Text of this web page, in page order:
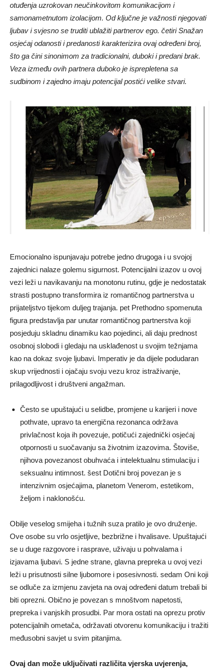
otuđenja uzrokovan neučinkovitom komunikacijom i
samonametnutom izolacijom. Od ključne je važnosti njegovati
ljubav i svjesno se truditi ublažiti partnerov ego. četiri Snažan
osjećaj odanosti i predanosti karakterizira ovaj određeni broj,
što ga čini sinonimom za tradicionalni, duboki i predani brak.
Veza između ovih partnera duboko je isprepletena sa
sudbinom i zajedno imaju potencijal postići velike stvari.
Emocionalno ispunjavaju potrebe jedno drugoga i u svojoj
zajednici nalaze golemu sigurnost. Potencijalni izazov u ovoj
vezi leži u navikavanju na monotonu rutinu, gdje je nedostatak
strasti postupno transformira iz romantičnog partnerstva u
prijateljstvo tijekom duljeg trajanja. pet Prethodno spomenuta
figura predstavlja par unutar romantičnog partnerstva koji
posjeduju skladnu dinamiku kao pojedinci, ali daju prednost
osobnoj slobodi i gledaju na usklađenost u svojim težnjama
kao na dokaz svoje ljubavi. Imperativ je da dijele podudaran
skup vrijednosti i ojačaju svoju vezu kroz istraživanje,
prilagodljivost i društveni angažman.
Često se upuštajući u selidbe, promjene u karijeri i nove
pothvate, upravo ta energična rezonanca održava
privlačnost koja ih povezuje, potičući zajednički osjećaj
otpornosti u suočavanju sa životnim izazovima. Štoviše,
njihova povezanost obuhvaća i intelektualnu stimulaciju i
seksualnu intimnost. šest Dotični broj povezan je s
intenzivnim osjećajima, planetom Venerom, estetikom,
željom i naklonošću.
Obilje veselog smijeha i tužnih suza pratilo je ovo druženje.
Ove osobe su vrlo osjetljive, bezbrižne i hvalisave. Upuštajući
se u duge razgovore i rasprave, uživaju u pohvalama i
izjavama ljubavi. S jedne strane, glavna prepreka u ovoj vezi
leži u prisutnosti silne ljubomore i posesivnosti. sedam Oni koji
se odluče za izmjenu zavjeta na ovaj određeni datum trebali bi
biti oprezni. Obično je povezan s mnoštvom napetosti,
prepreka i vanjskih prosudbi. Par mora ostati na oprezu protiv
potencijalnih ometača, održavati otvorenu komunikaciju i tražiti
međusobni savjet u svim pitanjima.
Ovaj dan može uključivati ​​različita vjerska uvjerenja,